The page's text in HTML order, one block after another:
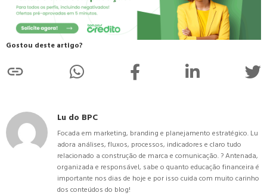
Gostou deste artigo?
Lu do BPC
Focada em marketing, branding e planejamento estratégico. Lu
adora análises, fluxos, processos, indicadores e claro tudo
relacionado a construção de marca e comunicação. ? Antenada,
organizada e responsável, sabe o quanto educação financeira é
importante nos dias de hoje e por isso cuida com muito carinho
dos conteúdos do blog!